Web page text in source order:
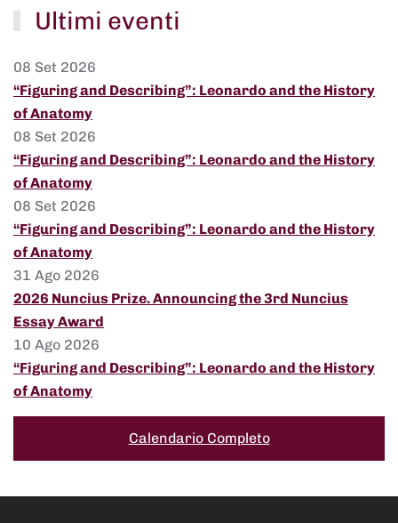
Ultimi eventi
08 Set 2026
“Figuring and Describing”: Leonardo and the History
of Anatomy
08 Set 2026
“Figuring and Describing”: Leonardo and the History
of Anatomy
08 Set 2026
“Figuring and Describing”: Leonardo and the History
of Anatomy
31 Ago 2026
2026 Nuncius Prize. Announcing the 3rd Nuncius
Essay Award
10 Ago 2026
“Figuring and Describing”: Leonardo and the History
of Anatomy
Calendario Completo